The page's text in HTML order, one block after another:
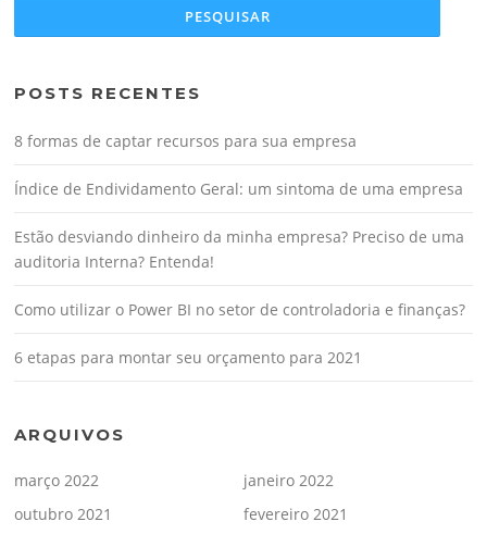
POSTS RECENTES
8 formas de captar recursos para sua empresa
Índice de Endividamento Geral: um sintoma de uma empresa
Estão desviando dinheiro da minha empresa? Preciso de uma
auditoria Interna? Entenda!
Como utilizar o Power BI no setor de controladoria e finanças?
6 etapas para montar seu orçamento para 2021
ARQUIVOS
março 2022
janeiro 2022
outubro 2021
fevereiro 2021